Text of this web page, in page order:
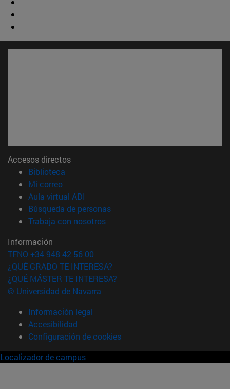
Accesos directos
Biblioteca
Mi correo(abre en nueva ventana)
Aula virtual ADI
Búsqueda de personas(abre en nueva ventana)
Trabaja con nosotros(abre en nueva ventana)
Información
TFNO +34 948 42 56 00
¿QUÉ GRADO TE INTERESA?
¿QUÉ MÁSTER TE INTERESA?
© Universidad de Navarra
Información legal
Accesibilidad
Configuración de cookies
Localizador de campus